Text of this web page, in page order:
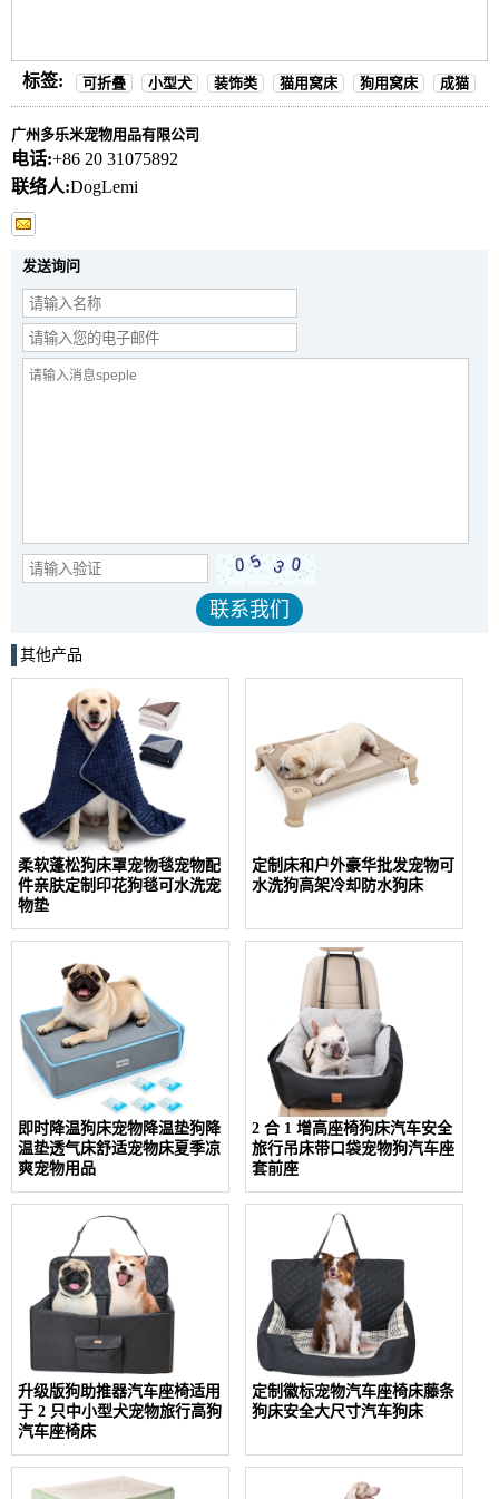
标签: 可折叠 小型犬 装饰类 猫用窝床 狗用窝床 成猫
广州多乐米宠物用品有限公司
电话:+86 20 31075892
联络人:DogLemi
发送询问
其他产品
柔软蓬松狗床罩宠物毯宠物配
件亲肤定制印花狗毯可水洗宠
物垫
定制床和户外豪华批发宠物可
水洗狗高架冷却防水狗床
即时降温狗床宠物降温垫狗降
温垫透气床舒适宠物床夏季凉
爽宠物用品
2 合 1 增高座椅狗床汽车安全
旅行吊床带口袋宠物狗汽车座
套前座
升级版狗助推器汽车座椅适用
于 2 只中小型犬宠物旅行高狗
汽车座椅床
定制徽标宠物汽车座椅床藤条
狗床安全大尺寸汽车狗床